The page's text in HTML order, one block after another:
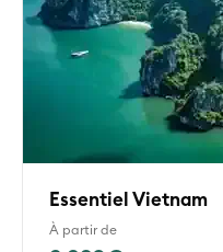
Essentiel Vietnam
À partir de